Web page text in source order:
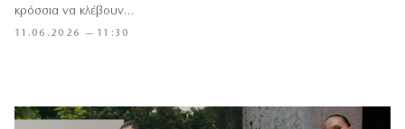
11.06.2026 — 11:30
κρόσσια να κλέβουν…